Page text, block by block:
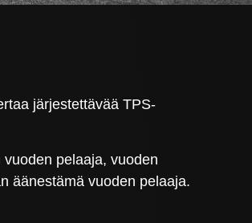
järjestettävää TPS-
pelaaja, vuoden
äänestämä vuoden pelaaja.